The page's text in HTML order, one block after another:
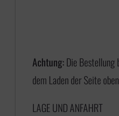
Achtung: Die Bestellung
dem Laden der Seite
LAGE UND ANFAHRT